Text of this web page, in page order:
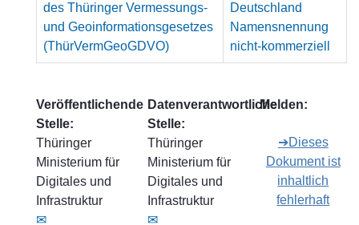
des Thüringer Vermessungs-
und Geoinformationsgesetzes
(ThürVermGeoGDVO)
Deutschland
Namensnennung
nicht-kommerziell
Veröffentlichende
Stelle:
Thüringer
Ministerium für
Digitales und
Infrastruktur
✉
Datenverantwortliche
Stelle:
Thüringer
Ministerium für
Digitales und
Infrastruktur
✉
Melden:
➔Dieses
Dokument ist
inhaltlich
fehlerhaft